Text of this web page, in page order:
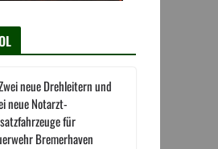
neue Drehleitern und
neue Notarzt-
für
Bremerhaven